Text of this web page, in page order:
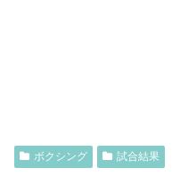
ボクシング 試合結果